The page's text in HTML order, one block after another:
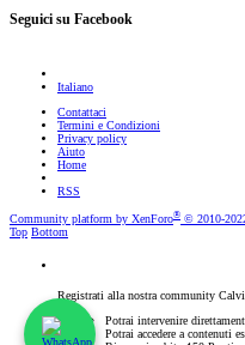
Seguici su Facebook
Italiano
Contattaci
Termini e Condizioni
Privacy policy
Aiuto
Home
RSS
Community platform by XenForo® © 2010-
Top Bottom
Registrati alla nostra community
Potrai intervenire
Potrai accedere a contenuti